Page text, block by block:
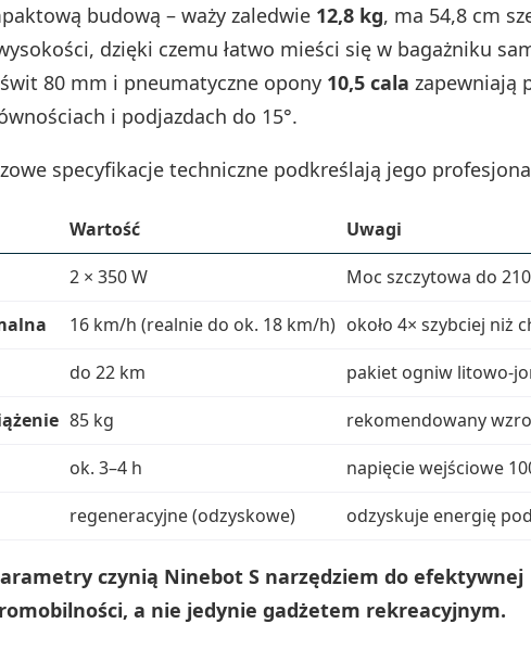
budową – waży zaledwie 12,8 kg, ma 54,8 cm
dzięki czemu łatwo mieści się w bagażniku
80 mm i pneumatyczne opony 10,5 cala zapewniają
i podjazdach do 15°.
specyfikacje techniczne podkreślają jego
Wartość
Uwagi
2 × 350 W
Moc szczytowa do
16 km/h (realnie do ok. 18 km/h) około 4× szybciej niż
do 22 km
pakiet ogniw litowo-
85 kg
rekomendowany
ok. 3–4 h
napięcie wejściowe
regeneracyjne (odzyskowe) odzyskuje energię
czynią Ninebot S narzędziem do efektywnej
a nie jedynie gadżetem rekreacyjnym.